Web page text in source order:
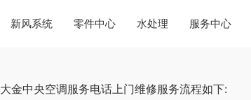
新风系统 零件中心 水处理 服务中心
大金中央空调服务电话上门维修服务流程如下: